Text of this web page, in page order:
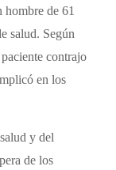
de 61
salud. Según
contrajo
en los
y del
de los